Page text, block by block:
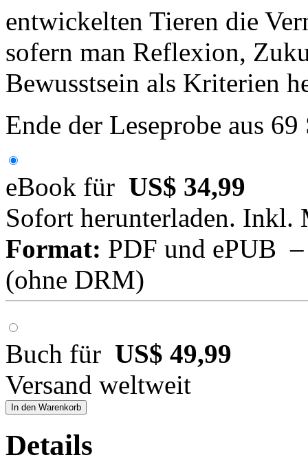
entwickelten Tieren die
sofern man Reflexion,
Bewusstsein als Kriterien
Ende der Leseprobe aus
eBook für US$ 34,99
Sofort herunterladen. Inkl.
Format: PDF und ePUB
(ohne DRM)
Buch für US$ 49,99
Versand weltweit
In den Warenkorb
Details